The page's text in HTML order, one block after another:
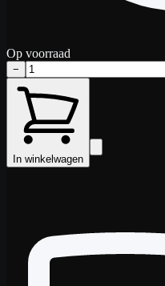
Op voorraad
−
In winkelwagen